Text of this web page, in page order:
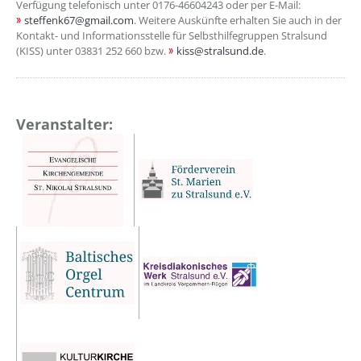
Verfügung telefonisch unter 0176-46604243 oder per E-Mail:
steffenk67@gmail.com. Weitere Auskünfte erhalten Sie auch in der
Kontakt- und Informationsstelle für Selbsthilfegruppen Stralsund
(KISS) unter 03831 252 660 bzw.
kiss@stralsund.de.
Veranstalter: